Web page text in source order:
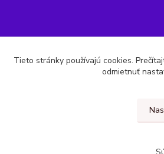
Tieto stránky používajú cookies.
odmietnuť